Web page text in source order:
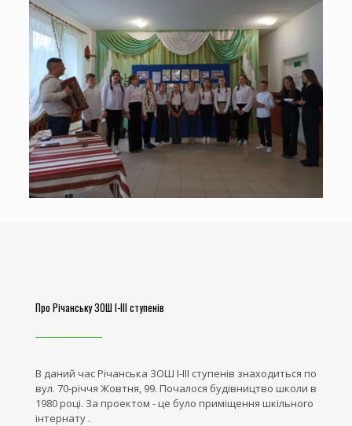
Про Річанську ЗОШ І-ІІІ ступенів
В даний час Річанська ЗОШ І-ІІІ ступенів знаходиться по
вул. 70-річчя Жовтня, 99. Почалося будівництво школи в
1980 році. За проектом - це було приміщення шкільного
інтернату .